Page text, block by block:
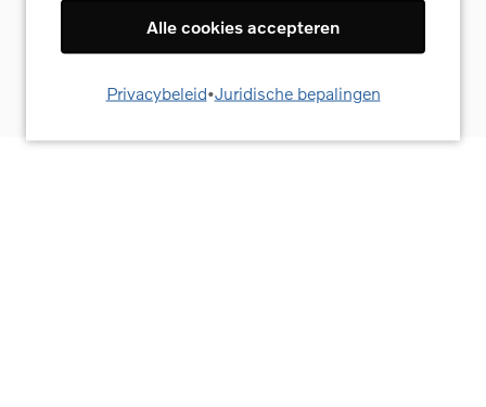
Ja, ik ga akkoord
Alle cookies accepteren
Privacybeleid•Juridische bepalingen